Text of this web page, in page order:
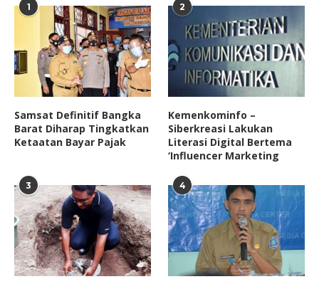
1
Samsat Definitif Bangka
Barat Diharap Tingkatkan
Ketaatan Bayar Pajak
2
Kemenkominfo –
Siberkreasi Lakukan
Literasi Digital Bertema
‘Influencer Marketing
3 4